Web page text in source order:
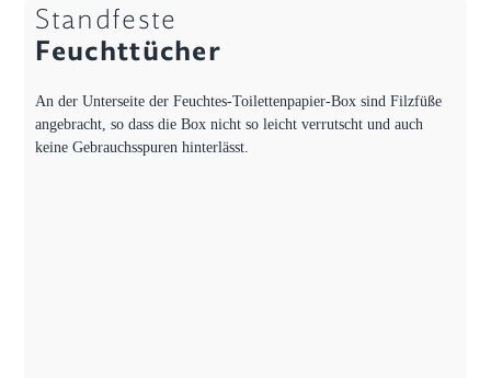
Standfeste
Feuchttücher
An der Unterseite der Feuchtes-Toilettenpapier-Box sind Filzfüße
angebracht, so dass die Box nicht so leicht verrutscht und auch
keine Gebrauchsspuren hinterlässt.